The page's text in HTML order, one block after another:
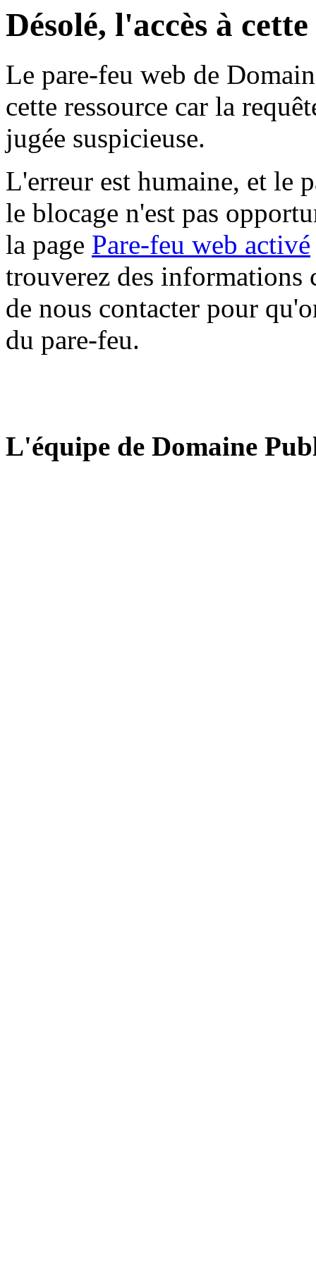
Désolé, l'accès à
Le pare-feu web de
cette ressource car la
jugée suspicieuse.
L'erreur est humaine, et le
le blocage n'est pas
la page Pare-feu web activé
trouverez des informations
de nous contacter pour
du pare-feu.
L'équipe de Domaine